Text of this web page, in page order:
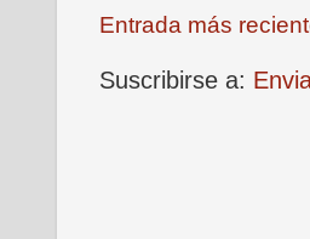
Entrada más
Suscribirse a: